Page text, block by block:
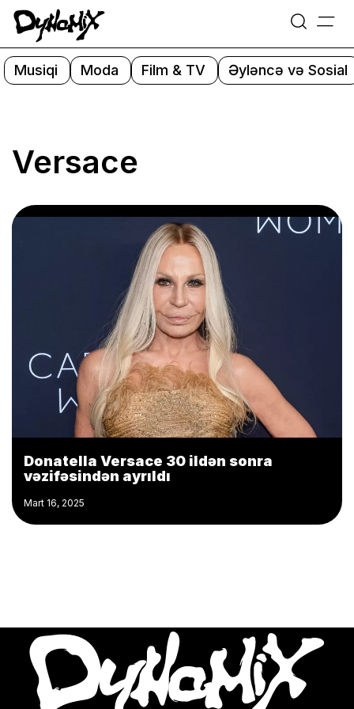
Skip
to
content
=
Musiqi Moda Film & TV Əyləncə və Sosial
Versace
Donatella Versace 30 ildən sonra
vəzifəsindən ayrıldı
Mart 16, 2025